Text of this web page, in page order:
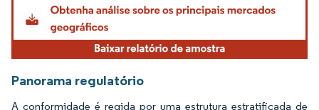
Panorama regulatório
A conformidade é regida por uma estrutura estratificada de